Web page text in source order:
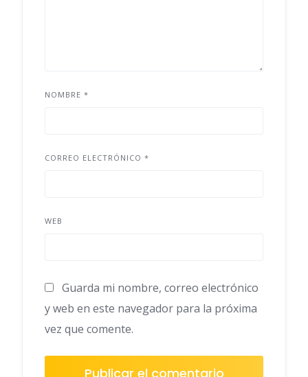
NOMBRE *
CORREO ELECTRÓNICO *
WEB
Guarda mi nombre, correo electrónico
y web en este navegador para la próxima
vez que comente.